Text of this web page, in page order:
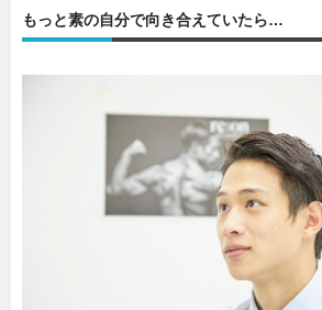
もっと素の自分で向き合えていたら…